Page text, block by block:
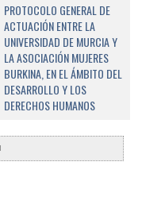
PROTOCOLO GENERAL DE
ACTUACIÓN ENTRE LA
UNIVERSIDAD DE MURCIA Y
LA ASOCIACIÓN MUJERES
BURKINA, EN EL ÁMBITO DEL
DESARROLLO Y LOS
DERECHOS HUMANOS